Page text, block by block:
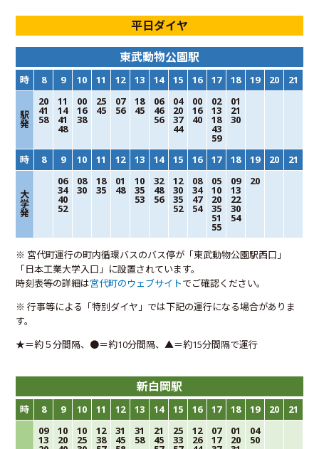
平日ダイヤ
東武動物公園駅
時 8 9 10 11 12 13 14 15 16 17 18 19 20 21
駅
発
20
41
58
11
14
41
48
00
16
38
25
45
07
56
18
45
06
46
56
04
20
37
44
00
16
40
02
13
18
43
59
01
21
30
時 8 9 10 11 12 13 14 15 16 17 18 19 20 21
大
学
発
06
34
40
52
08
30
18
35
01
48
10
35
53
32
48
56
12
30
35
52
08
34
47
54
05
10
20
35
51
55
09
13
22
30
54
20
※ 宮代町運行の町内循環バスのバス停が「東武動物公園駅西口」
「日本工業大学入口」に設置されています。
時刻表等の詳細は宮代町のウェブサイトでご確認ください。
※ 行事等による「特別ダイヤ」では下記の運行になる場合がありま
す。
★＝約５分間隔、●＝約10分間隔、▲＝約15分間隔で運行
新白岡駅
時 8 9 10 11 12 13 14 15 16 17 18 19 20 21
09
13
10
20
10
25
12
38
31
45
31
58
21
45
25
33
12
26
07
17
01
20
04
50